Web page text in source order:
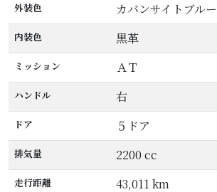
外装色 カバンサイトブルー
内装色 黒革
ミッション ＡＴ
ハンドル 右
ドア ５ドア
排気量 2200 cc
走行距離 43,011 km